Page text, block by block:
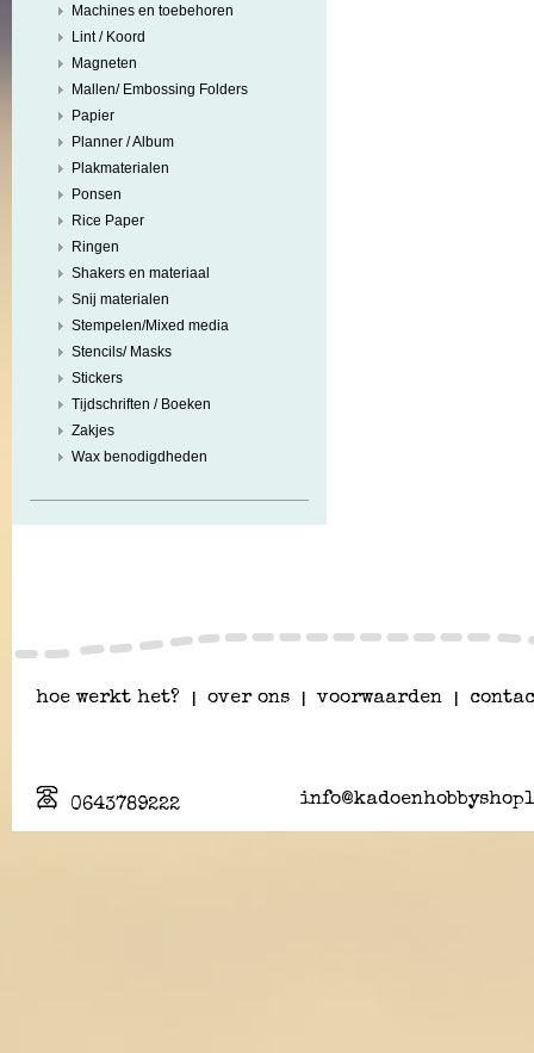
Machines en toebehoren
Lint / Koord
Magneten
Mallen/ Embossing Folders
Papier
Planner / Album
Plakmaterialen
Ponsen
Rice Paper
Ringen
Shakers en materiaal
Snij materialen
Stempelen/Mixed media
Stencils/ Masks
Stickers
Tijdschriften / Boeken
Zakjes
Wax benodigdheden
hoe werkt het? over ons voorwaarden
0643789222